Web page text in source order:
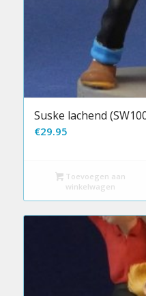
Suske lachend
€29.95
Toevoegen aan
winkelwagen